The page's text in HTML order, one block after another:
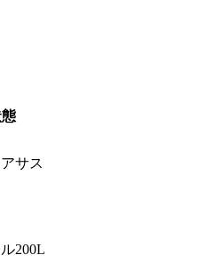
サス
200L